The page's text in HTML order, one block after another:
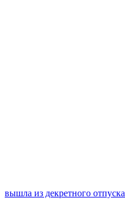
вышла из декретного отпуска